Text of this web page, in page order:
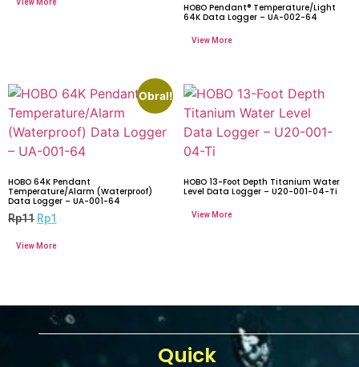
HOBO Pendant® Temperature/Light
64K Data Logger – UA-002-64
Obral!
HOBO 64K Pendant
Temperature/Alarm (Waterproof)
Data Logger – UA-001-64
Rp11 Rp1
HOBO 13-Foot Depth Titanium Water
Level Data Logger – U20-001-04-Ti
Quick